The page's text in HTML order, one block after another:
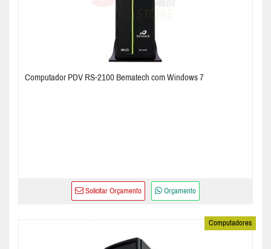
Computador PDV RS-2100 Bematech com Windows 7
Solicitar Orçamento Orçamento
Computadores